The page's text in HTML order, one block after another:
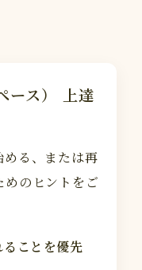
ース） 上達
る、または再
のヒントをご
ことを優先